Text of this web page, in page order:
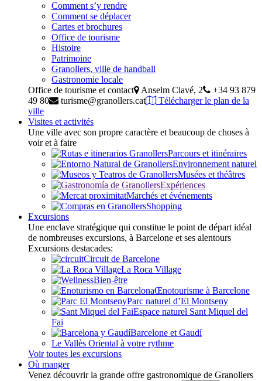
Comment s’y rendre
Comment se déplacer
Cartes et brochures
Office de tourisme
Histoire
Patrimoine
Granollers, ville de handball
Gastronomie locale
Office de tourisme et contact
Anselm Clavé, 2
+34 93 879
49 80
turisme@granollers.cat
Télécharger le plan de la
ville
Visites et activités
Une ville avec son propre caractère et beaucoup de choses à
voir et à faire
Parcours et itinéraires
Environnement naturel
Musées et théâtres
Expériences
Marchés et événements
Shopping
Excursions
Une enclave stratégique qui constitue le point de départ idéal
de nombreuses excursions, à Barcelone et ses alentours
Excursions destacades:
Circuit de Barcelone
La Roca Village
Bien-être
Œnotourisme à Barcelone
Parc naturel d’El Montseny
Espace naturel Sant Miquel del
Fai
Barcelone et Gaudí
Le Vallès Oriental à votre rythme
Voir toutes les excursions
Où manger
Venez découvrir la grande offre gastronomique de Granollers